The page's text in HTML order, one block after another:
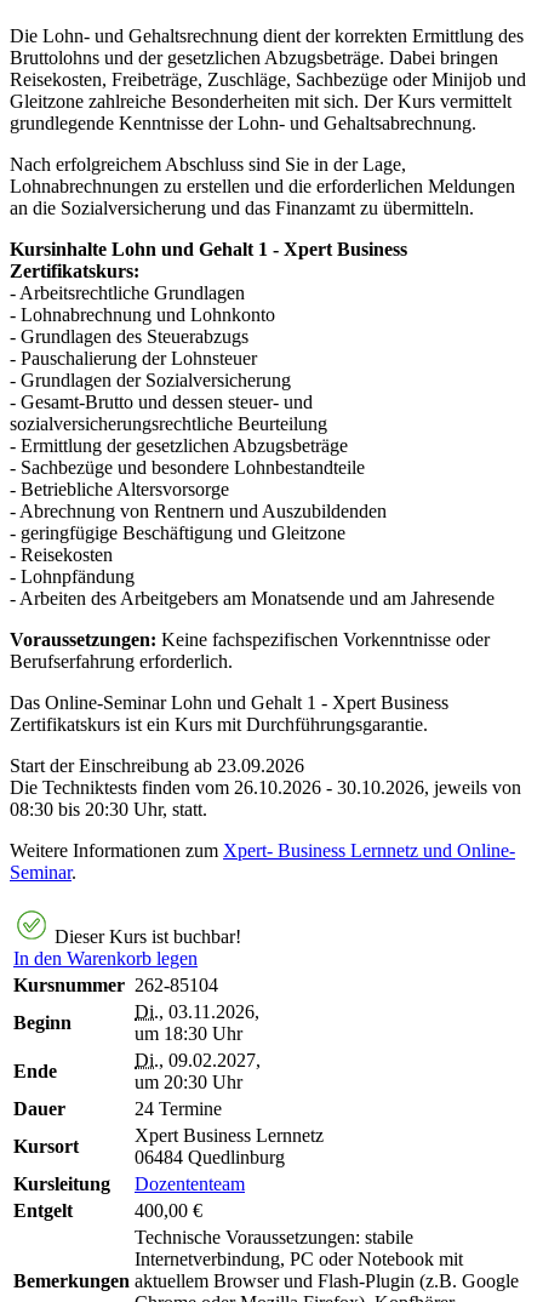
Die Lohn- und Gehaltsrechnung dient der korrekten Ermittlung des
Bruttolohns und der gesetzlichen Abzugsbeträge. Dabei bringen
Reisekosten, Freibeträge, Zuschläge, Sachbezüge oder Minijob und
Gleitzone zahlreiche Besonderheiten mit sich. Der Kurs vermittelt
grundlegende Kenntnisse der Lohn- und Gehaltsabrechnung.
Nach erfolgreichem Abschluss sind Sie in der Lage,
Lohnabrechnungen zu erstellen und die erforderlichen Meldungen
an die Sozialversicherung und das Finanzamt zu übermitteln.
Kursinhalte Lohn und Gehalt 1 - Xpert Business
Zertifikatskurs:
- Arbeitsrechtliche Grundlagen
- Lohnabrechnung und Lohnkonto
- Grundlagen des Steuerabzugs
- Pauschalierung der Lohnsteuer
- Grundlagen der Sozialversicherung
- Gesamt-Brutto und dessen steuer- und
sozialversicherungsrechtliche Beurteilung
- Ermittlung der gesetzlichen Abzugsbeträge
- Sachbezüge und besondere Lohnbestandteile
- Betriebliche Altersvorsorge
- Abrechnung von Rentnern und Auszubildenden
- geringfügige Beschäftigung und Gleitzone
- Reisekosten
- Lohnpfändung
- Arbeiten des Arbeitgebers am Monatsende und am Jahresende
Voraussetzungen: Keine fachspezifischen Vorkenntnisse oder
Berufserfahrung erforderlich.
Das Online-Seminar Lohn und Gehalt 1 - Xpert Business
Zertifikatskurs ist ein Kurs mit Durchführungsgarantie.
Start der Einschreibung ab 23.09.2026
Die Techniktests finden vom 26.10.2026 - 30.10.2026, jeweils von
08:30 bis 20:30 Uhr, statt.
Weitere Informationen zum Xpert- Business Lernnetz und Online-
Seminar.
Dieser Kurs ist buchbar!
In den Warenkorb legen
Kursnummer 262-85104
Beginn
Di., 03.11.2026,
um 18:30 Uhr
Ende
Di., 09.02.2027,
um 20:30 Uhr
Dauer
24 Termine
Kursort
Xpert Business Lernnetz
06484 Quedlinburg
Kursleitung
Dozententeam
Entgelt
400,00 €
Bemerkungen
Technische Voraussetzungen: stabile
Internetverbindung, PC oder Notebook mit
aktuellem Browser und Flash-Plugin (z.B. Google